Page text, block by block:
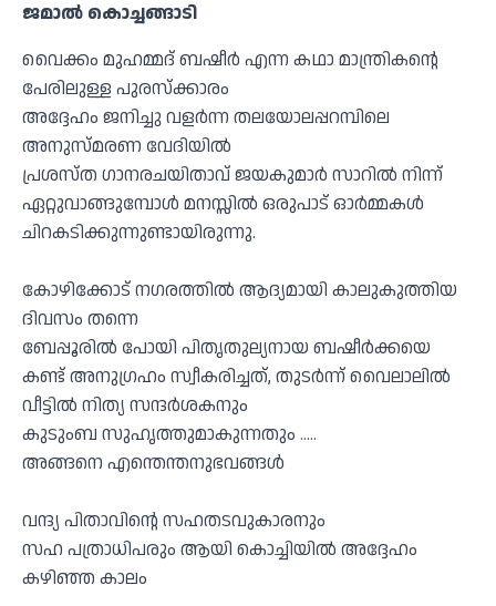
ജമാൽ കൊച്ചങ്ങാടി
വൈക്കം മുഹമ്മദ് ബഷീർ എന്ന കഥാ മാന്ത്രികൻ്റെ
പേരിലുള്ള പുരസ്ക്കാരം
അദ്ദേഹം ജനിച്ചു വളർന്ന തലയോലപ്പറമ്പിലെ
അനുസ്മരണ വേദിയിൽ
പ്രശസ്ത ഗാനരചയിതാവ് ജയകുമാർ സാറിൽ നിന്ന്
ഏറ്റുവാങ്ങുമ്പോൾ മനസ്സിൽ ഒരുപാട് ഓർമ്മകൾ
ചിറകടിക്കുന്നുണ്ടായിരുന്നു.
കോഴിക്കോട് നഗരത്തിൽ ആദ്യമായി കാലുകുത്തിയ
ദിവസം തന്നെ
ബേപ്പൂരിൽ പോയി പിതൃതുല്യനായ ബഷീർക്കയെ
കണ്ട് അനുഗ്രഹം സ്വീകരിച്ചത്, തുടർന്ന് വൈലാലിൽ
വീട്ടിൽ നിത്യ സന്ദർശകനും
കുടുംബ സുഹൃത്തുമാകുന്നതും …..
അങ്ങനെ എന്തെന്തനുഭവങ്ങൾ
വന്ദ്യ പിതാവിൻ്റെ സഹതടവുകാരനും
സഹ പത്രാധിപരും ആയി കൊച്ചിയിൽ അദ്ദേഹം
കഴിഞ്ഞ കാലം